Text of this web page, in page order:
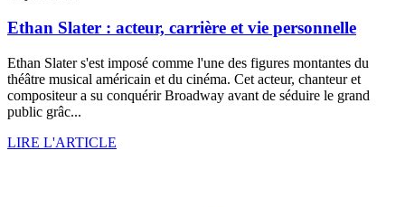
Ethan Slater : acteur, carrière et vie personnelle
Ethan Slater s'est imposé comme l'une des figures montantes du
théâtre musical américain et du cinéma. Cet acteur, chanteur et
compositeur a su conquérir Broadway avant de séduire le grand
public grâc...
LIRE L'ARTICLE